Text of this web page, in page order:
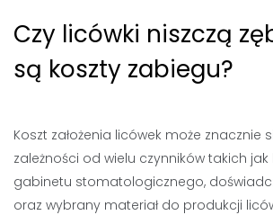
Czy licówki niszczą
są koszty zabiegu?
Koszt założenia licówek może znacznie
zależności od wielu czynników takich
gabinetu stomatologicznego,
oraz wybrany materiał do produkcji